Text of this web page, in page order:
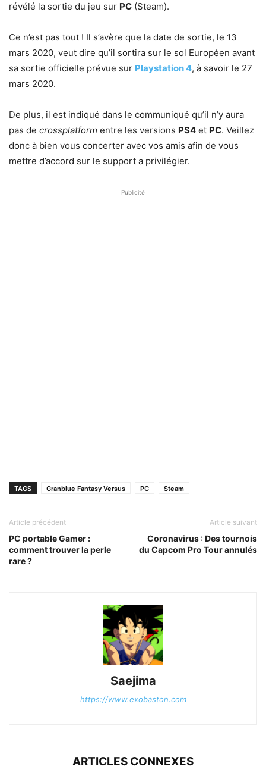
révélé la sortie du jeu sur PC (Steam).
Ce n’est pas tout ! Il s’avère que la date de sortie, le 13
mars 2020, veut dire qu’il sortira sur le sol Européen avant
sa sortie officielle prévue sur Playstation 4, à savoir le 27
mars 2020.
De plus, il est indiqué dans le communiqué qu’il n’y aura
pas de crossplatform entre les versions PS4 et PC. Veillez
donc à bien vous concerter avec vos amis afin de vous
mettre d’accord sur le support a privilégier.
Publicité
TAGS Granblue Fantasy Versus PC Steam
Article précédent
PC portable Gamer :
comment trouver la perle
rare ?
Article suivant
Coronavirus : Des tournois
du Capcom Pro Tour annulés
Saejima
https://www.exobaston.com
ARTICLES CONNEXES